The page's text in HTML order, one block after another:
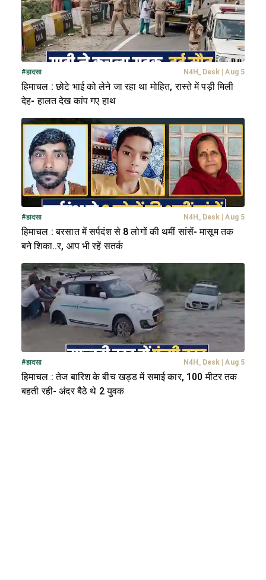
#हादसा N4H_Desk Aug 5
हिमाचल : छोटे भाई को लेने जा रहा था मोहित, रास्ते में पड़ी मिली
देह- हालत देख कांप गए हाथ
#हादसा N4H_Desk Aug 5
हिमाचल : बरसात में सर्पदंश से 8 लोगों की थमीं सांसें- मासूम तक
बने शिका..र, आप भी रहें सतर्क
#हादसा N4H_Desk Aug 5
हिमाचल : तेज बारिश के बीच खड्ड में समाई कार, 100 मीटर तक
बहती रही- अंदर बैठे थे 2 युवक